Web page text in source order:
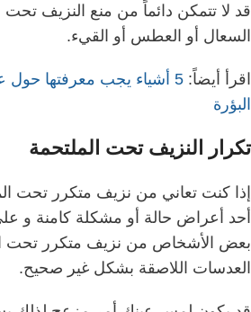
قد لا تتمكن دائماً من منع النزيف
السعال أو العطس أو القيء.
اقرأ أيضاً:
البؤرة
تكرار النزيف تحت الملتحمة
إذا كنت تعاني من نزيف متكرر تحت
أحد أعراض حالة أو مشكلة كامنة و
بعض الأشخاص من نزيف متكرر تحت
العدسات اللاصقة بشكل غير صحيح.